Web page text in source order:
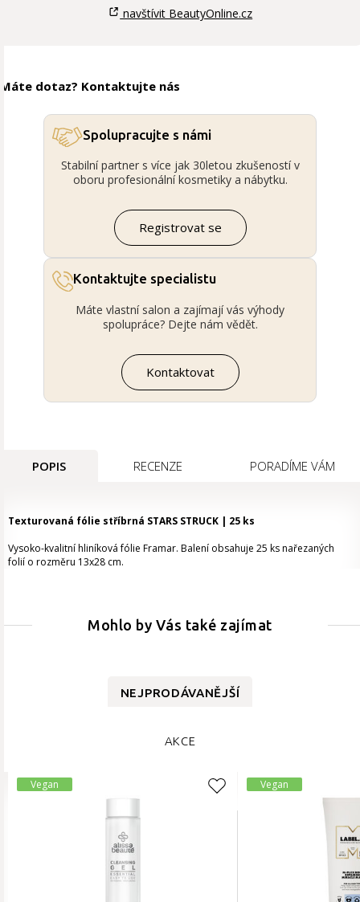
navštívit BeautyOnline.cz
Máte dotaz? Kontaktujte nás
Spolupracujte s námi
Stabilní partner s více jak 30letou zkušeností v
oboru profesionální kosmetiky a nábytku.
Registrovat se
Kontaktujte specialistu
Máte vlastní salon a zajímají vás výhody
spolupráce? Dejte nám vědět.
Kontaktovat
POPIS RECENZE PORADÍME VÁM
Texturovaná fólie stříbrná STARS STRUCK | 25 ks
Vysoko-kvalitní hliníková fólie Framar. Balení obsahuje 25 ks nařezaných
folií o rozměru 13x28 cm.
Mohlo by Vás také zajímat
NEJPRODÁVANĚJŠÍ
AKCE
Vegan Vegan